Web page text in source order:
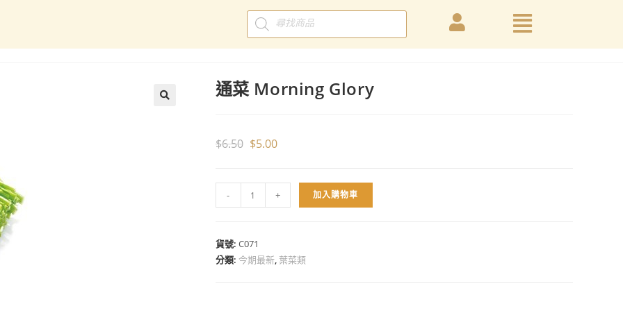
通菜 Morning Glory
$6.50 $5.00
- + 加入購物車
貨號: C071
分類: 今期最新, 葉菜類